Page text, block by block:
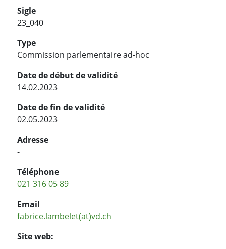
Sigle
23_040
Type
Commission parlementaire ad-hoc
Date de début de validité
14.02.2023
Date de fin de validité
02.05.2023
Adresse
-
Téléphone
021 316 05 89
Email
fabrice.lambelet(at)vd.ch
Site web: